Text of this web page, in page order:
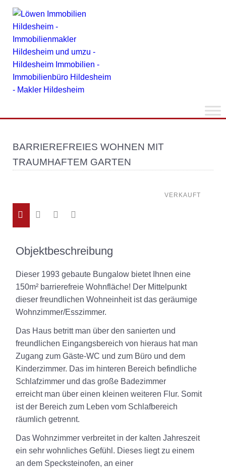
BARRIEREFREIES WOHNEN MIT
TRAUMHAFTEM GARTEN
VERKAUFT
Objektbeschreibung
Dieser 1993 gebaute Bungalow bietet Ihnen eine
150m² barrierefreie Wohnfläche! Der Mittelpunkt
dieser freundlichen Wohneinheit ist das geräumige
Wohnzimmer/Esszimmer.
Das Haus betritt man über den sanierten und
freundlichen Eingangsbereich von hieraus hat man
Zugang zum Gäste-WC und zum Büro und dem
Kinderzimmer. Das im hinteren Bereich befindliche
Schlafzimmer und das große Badezimmer
erreicht man über einen kleinen weiteren Flur. Somit
ist der Bereich zum Leben vom Schlafbereich
räumlich getrennt.
Das Wohnzimmer verbreitet in der kalten Jahreszeit
ein sehr wohnliches Gefühl. Dieses liegt zu einem
an dem Specksteinofen, an einer